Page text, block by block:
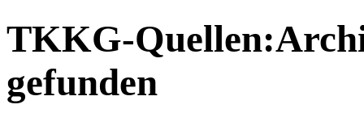
TKKG-
gefunden